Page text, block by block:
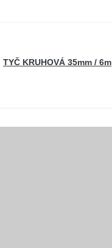
TYČ KRUHOVÁ 35mm / 6m